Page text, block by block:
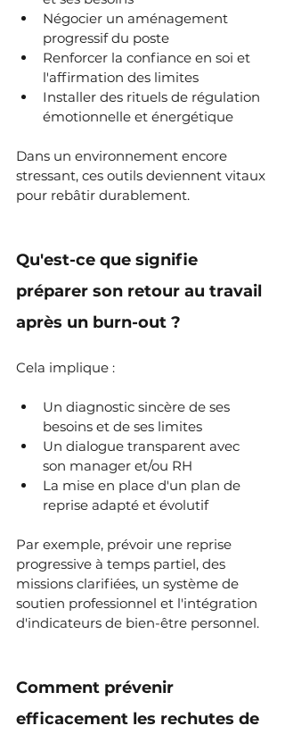
Négocier un aménagement
progressif du poste
Renforcer la confiance en soi et
l'affirmation des limites
Installer des rituels de régulation
émotionnelle et énergétique
Dans un environnement encore
stressant, ces outils deviennent vitaux
pour rebâtir durablement.
Qu'est-ce que signifie
préparer son retour au travail
après un burn-out ?
Cela implique :
Un diagnostic sincère de ses
besoins et de ses limites
Un dialogue transparent avec
son manager et/ou RH
La mise en place d'un plan de
reprise adapté et évolutif
Par exemple, prévoir une reprise
progressive à temps partiel, des
missions clarifiées, un système de
soutien professionnel et l'intégration
d'indicateurs de bien-être personnel.
Comment prévenir
efficacement les rechutes de